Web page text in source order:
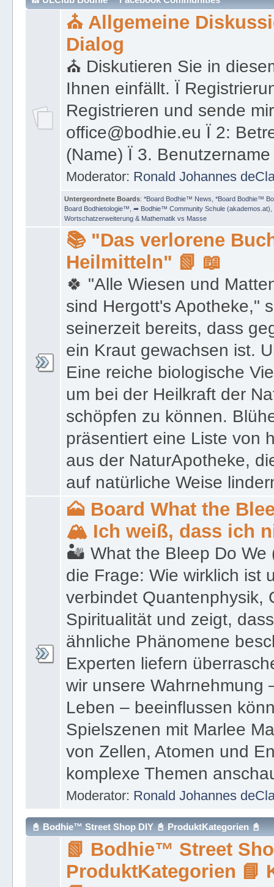
⛪ Diskutieren Sie in
Ihnen einfällt. Ï
Registrieren und sende
office@bodhie.eu Ï 2:
(Name) Ï 3.
Moderator: Ronald Johannes
Untergeordnete Boards
Board Bodhietologie™
➦ Bodhie™ Community Schule (akademos.at)
Wortschatzerweiterung & Mathematik vs Masse
📚 "Das verlorene
Heilmitteln" 📗 📖
🍀 "Alle Wiesen und
sind Hergott's Apotheke,"
seinerzeit bereits, dass
ein Kraut gewachsen ist.
Eine reiche biologische
um bei der Heilkraft der
schöpfen zu können.
präsentiert eine Liste von
aus der NaturApotheke,
auf natürliche Weise
🗻 Board What the
🏔 Ich weiß, dass ich
🏜 What the Bleep Do We
die Frage: Wie wirklich ist
verbindet Quantenphysik,
Spiritualität und zeigt,
ähnliche Phänomene
Experten liefern
wir unsere Wahrnehmung
Leben – beeinflussen
Spielszenen mit Marlee
von Zellen, Atomen und
komplexe Themen
Moderator:Ronald Johannes
📓 Bodhie™ Street Shop DIY 📓 ProduktKategorien 📓
📗 Bodhie™ Street
ProduktKategorien 📘
📙
📙 Hier sind einige
einfach umsetzen kannst